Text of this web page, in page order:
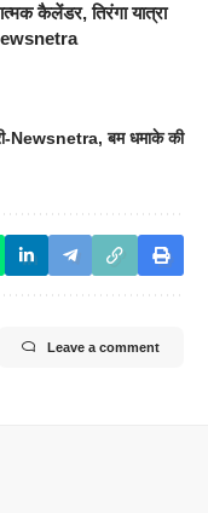
कैलेंडर, तिरंगा यात्रा
Newsnetra,बम धमाके की
Leave a comment